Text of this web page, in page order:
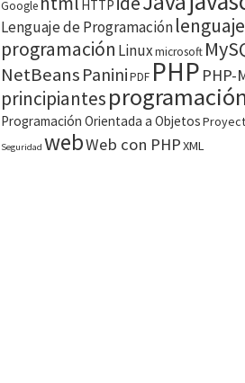
Google HTTP
Lenguaje de Programación
programación Linuxmicrosoft
NetBeans PaniniPDF PHP PHP-
principiantes
Programación Orientada a Objetos
Seguridad webWeb con PHPXML